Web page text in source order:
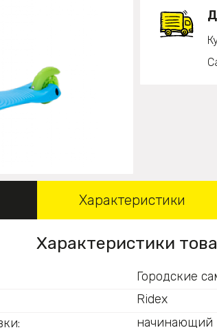
Характеристики
Характеристики
Городские
Ridex
начинающий